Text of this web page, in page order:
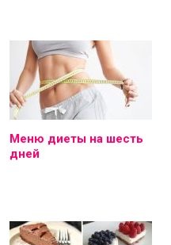
Меню диеты на шесть
дней